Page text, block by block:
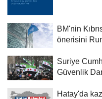
BM'nin
önerisini
Suriye
Güvenlik
Hatay'da